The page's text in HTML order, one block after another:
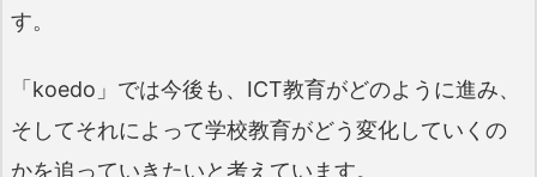
す。
「koedo」では今後も、ICT教育がどのように進み、
そしてそれによって学校教育がどう変化していくの
かを追っていきたいと考えています。